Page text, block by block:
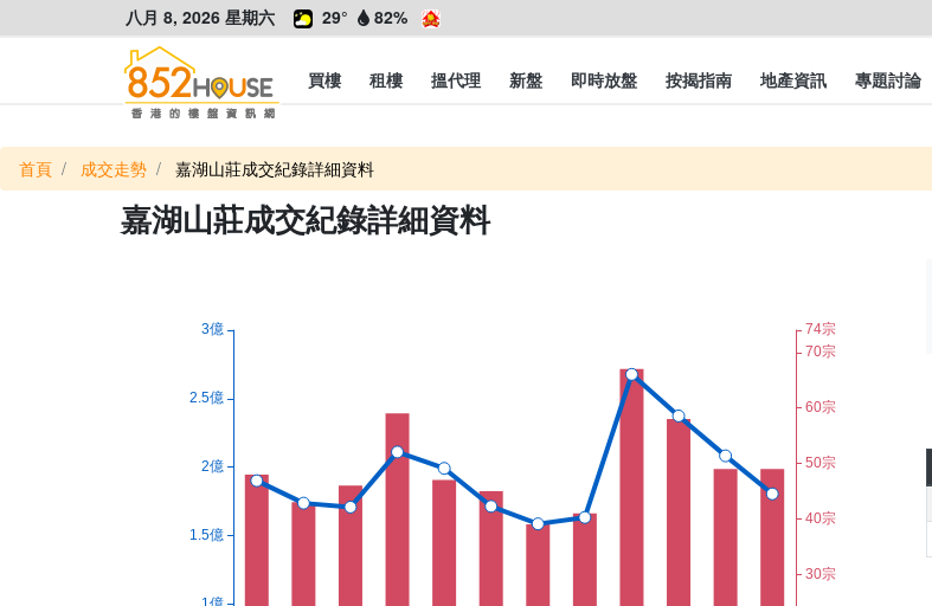
八月 8, 2026 星期六 29° 82%
買樓 租樓 搵代理 新盤 即時放盤 按揭指南 地產資訊 專題討論
首頁 成交走勢 嘉湖山莊成交紀錄詳細資料
嘉湖山莊成交紀錄詳細資料